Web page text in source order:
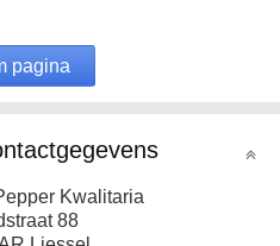
pagina
Kwalitaria
88